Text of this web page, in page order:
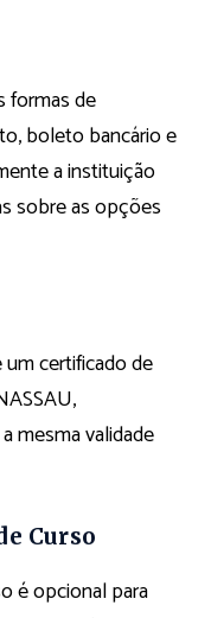
formas de
boleto bancário e
a instituição
sobre as opções
certificado de
mesma validade
Curso
é opcional para